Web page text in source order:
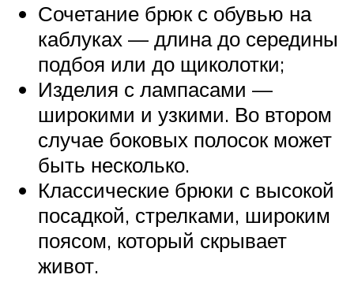
Сочетание брюк с обувью на
каблуках — длина до середины
подбоя или до щиколотки;
Изделия с лампасами —
широкими и узкими. Во втором
случае боковых полосок может
быть несколько.
Классические брюки с высокой
посадкой, стрелками, широким
поясом, который скрывает
живот.